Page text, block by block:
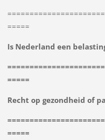
=====
Is Nederland een
=====
Recht op gezondheid of
=====